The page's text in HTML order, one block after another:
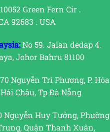
Green Fern Cir .
92683 . USA
No 59. Jalan dedap 4.
Johor Bahru 81100
Nguyễn Tri Phương, P. Hòa
Châu, Tp Đà Nẵng
Nguyễn Huy Tưởng, Phường
Quận Thanh Xuân,